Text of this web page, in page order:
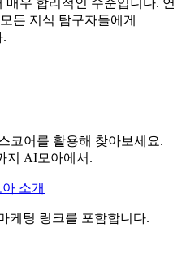
든 지식 탐구자들에게
.
코어를 활용해 찾아보세요.
지 AI모아에서.
소개
케팅 링크를 포함합니다.